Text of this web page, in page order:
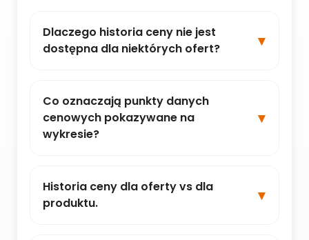
Dlaczego historia ceny nie jest
dostępna dla niektórych ofert?
Co oznaczają punkty danych
cenowych pokazywane na
wykresie?
Historia ceny dla oferty vs dla
produktu.